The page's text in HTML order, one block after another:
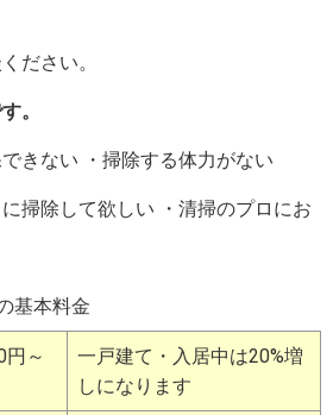
ださい。
。
きない ・掃除する体力がない
掃除して欲しい ・清掃のプロにお
基本料金
円～
一戸建て・入居中は20%増
しになります